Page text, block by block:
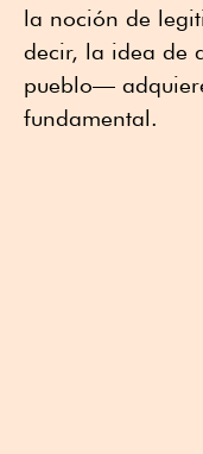
la noción de
decir, la idea de
pueblo—
fundamental.